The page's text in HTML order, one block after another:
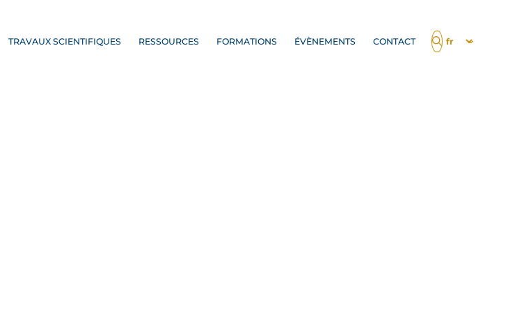
TRAVAUX SCIENTIFIQUES RESSOURCES FORMATIONS ÉVÈNEMENTS CONTACT